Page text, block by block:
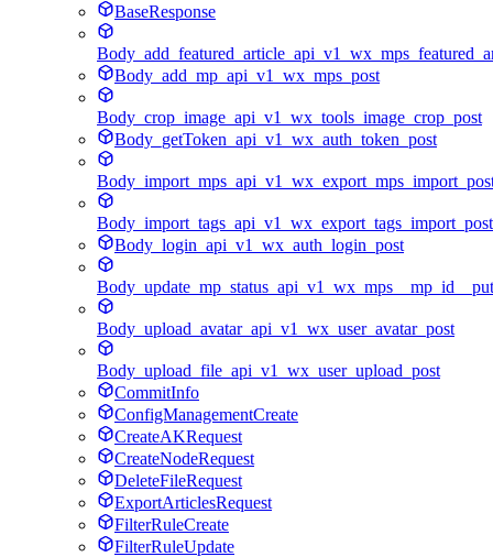
BaseResponse
Body_add_mp_api_v1_wx_mps_post
Body_crop_image_api_v1_wx_tools_image_crop_post
Body_getToken_api_v1_wx_auth_token_post
Body_import_tags_api_v1_wx_export_tags_import_post
Body_login_api_v1_wx_auth_login_post
Body_update_mp_status_api_v1_wx_mps__mp_id__put
Body_upload_avatar_api_v1_wx_user_avatar_post
Body_upload_file_api_v1_wx_user_upload_post
CommitInfo
ConfigManagementCreate
CreateAKRequest
CreateNodeRequest
DeleteFileRequest
ExportArticlesRequest
FilterRuleCreate
FilterRuleUpdate